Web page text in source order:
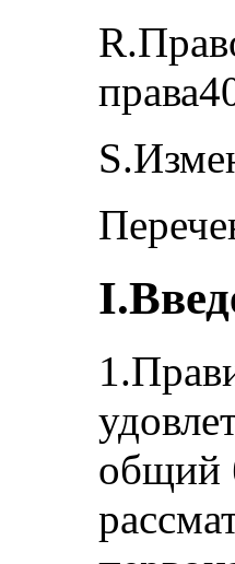
общий